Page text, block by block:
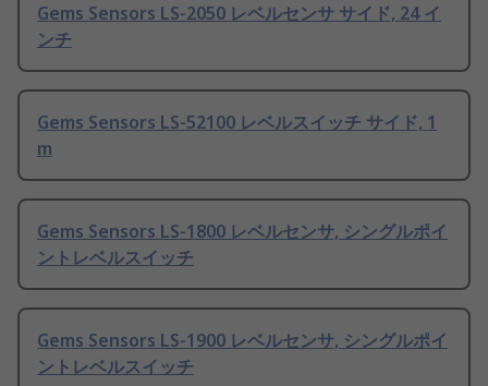
Gems Sensors LS-2050 レベルセンサ サイド, 24 イ
ンチ
Gems Sensors LS-52100 レベルスイッチ サイド, 1
m
Gems Sensors LS-1800 レベルセンサ, シングルポイ
ントレベルスイッチ
Gems Sensors LS-1900 レベルセンサ, シングルポイ
ントレベルスイッチ